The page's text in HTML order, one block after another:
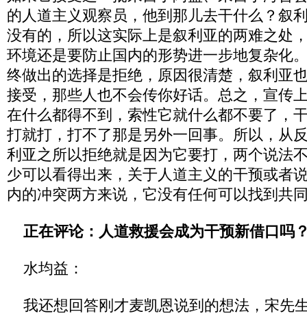
的人道主义观察员，他到那儿去干什么？叙
没有的，所以这实际上是叙利亚的两难之处
环境还是要防止国内的形势进一步地复杂化
终做出的选择是拒绝，原因很清楚，叙利亚
接受，那些人也不会传你好话。总之，宣传
在什么都得不到，索性它就什么都不要了，
打就打，打不了那是另外一回事。所以，从
利亚之所以拒绝就是因为它要打，两个说法
少可以看得出来，关于人道主义的干预或者
内的冲突两方来说，它没有任何可以找到共
正在评论：人道救援会成为干预新借口吗
水均益：
我还想回答刚才麦凯恩说到的想法，宋先